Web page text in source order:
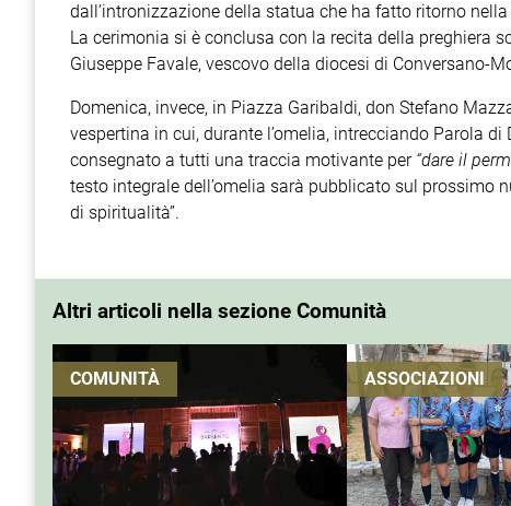
dall’intronizzazione della statua che ha fatto ritorno
La cerimonia si è conclusa con la recita della preghiera
Giuseppe Favale, vescovo della diocesi di Conversano-
Domenica, invece, in Piazza Garibaldi, don Stefano
vespertina in cui, durante l’omelia, intrecciando Parola
consegnato a tutti una traccia motivante per “dare il
testo integrale dell’omelia sarà pubblicato sul prossimo
di spiritualità”.
Altri articoli nella sezione Comunità
COMUNITÀ ASSOCIAZIONI